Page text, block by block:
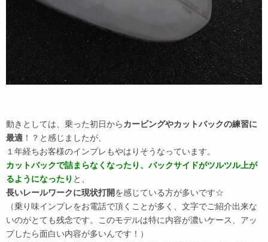
動きとしては、乗った初日からカービングやカットバックの練習に
最適 ！？と感じましたが、
１年経ちお客様のインプレもやはりそうなっています。
カットバックで詰まらなくなったり、バックサイドがツルツル上が
るようになったり と、
長いレールワークに現状打開を感じている方が多いです☆
（乗り味インプレをお電話で頂くことが多く、文字でご紹介出来な
いのがとても残念です。このモデルは特に内容が濃いケース、アッ
プしたら面白い内容が多いんです！）